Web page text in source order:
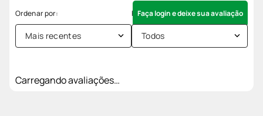
Faça login e deixe sua avaliação
Mais recentes Todos
Carregando avaliações…